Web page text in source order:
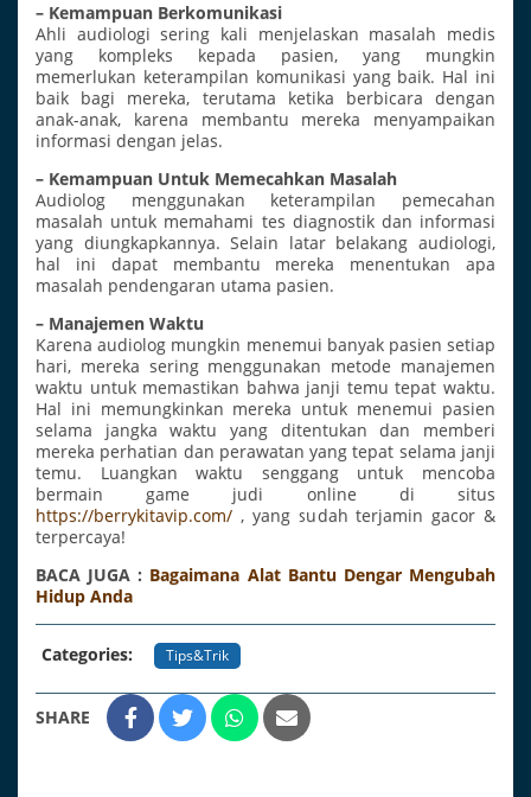
– Kemampuan Berkomunikasi
Ahli audiologi sering kali menjelaskan masalah medis
yang kompleks kepada pasien, yang mungkin
memerlukan keterampilan komunikasi yang baik. Hal ini
baik bagi mereka, terutama ketika berbicara dengan
anak-anak, karena membantu mereka menyampaikan
informasi dengan jelas.
– Kemampuan Untuk Memecahkan Masalah
Audiolog menggunakan keterampilan pemecahan
masalah untuk memahami tes diagnostik dan informasi
yang diungkapkannya. Selain latar belakang audiologi,
hal ini dapat membantu mereka menentukan apa
masalah pendengaran utama pasien.
– Manajemen Waktu
Karena audiolog mungkin menemui banyak pasien setiap
hari, mereka sering menggunakan metode manajemen
waktu untuk memastikan bahwa janji temu tepat waktu.
Hal ini memungkinkan mereka untuk menemui pasien
selama jangka waktu yang ditentukan dan memberi
mereka perhatian dan perawatan yang tepat selama janji
temu. Luangkan waktu senggang untuk mencoba
bermain game judi online di situs
https://berrykitavip.com/ , yang sudah terjamin gacor &
terpercaya!
BACA JUGA : Bagaimana Alat Bantu Dengar Mengubah
Hidup Anda
Categories: Tips&Trik
SHARE